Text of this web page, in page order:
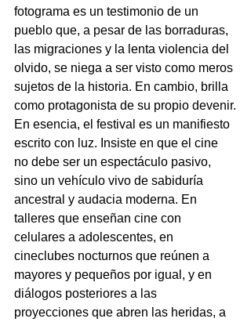
fotograma es un testimonio de un
pueblo que, a pesar de las borraduras,
las migraciones y la lenta violencia del
olvido, se niega a ser visto como meros
sujetos de la historia. En cambio, brilla
como protagonista de su propio devenir.
En esencia, el festival es un manifiesto
escrito con luz. Insiste en que el cine
no debe ser un espectáculo pasivo,
sino un vehículo vivo de sabiduría
ancestral y audacia moderna. En
talleres que enseñan cine con
celulares a adolescentes, en
cineclubes nocturnos que reúnen a
mayores y pequeños por igual, y en
diálogos posteriores a las
proyecciones que abren las heridas, a